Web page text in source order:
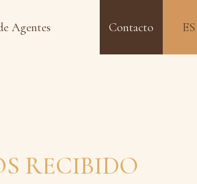
Agentes Contacto
ES
RECIBIDO